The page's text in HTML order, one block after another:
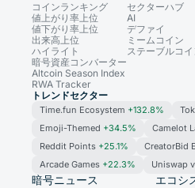
コインランキング
値上がり率上位
値下がり率上位
出来高上位
ハイライト
暗号資産コンバーター
Altcoin Season Index
RWA Tracker
セクターハブ
AI
デファイ
ミームコイン
ステーブルコ
トレンドセクター
Time.fun Ecosystem +132.8%
Emoji-Themed +34.5% Camelot
Reddit Points +25.1% CreatorBid
Arcade Games +22.3% Uniswap
暗号ニュース エコシ